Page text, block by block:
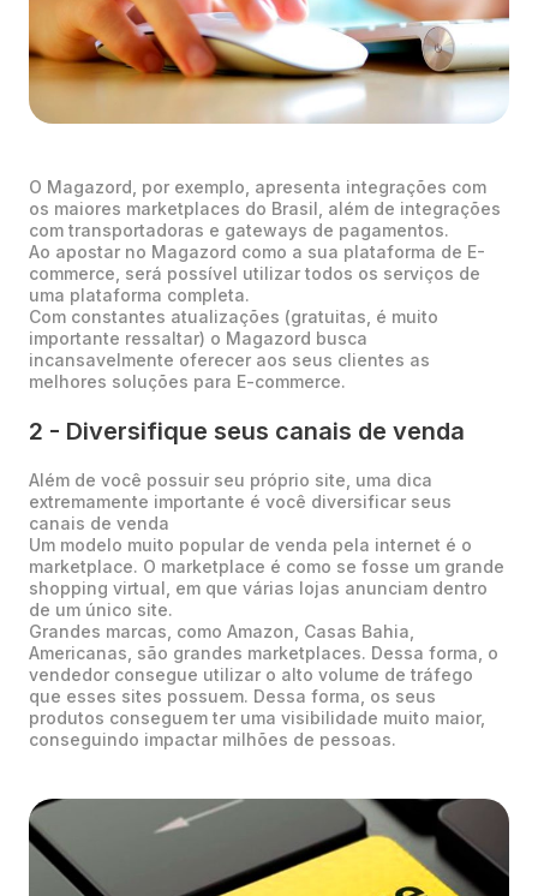
O Magazord, por exemplo, apresenta integrações com
os maiores marketplaces do Brasil, além de integrações
com transportadoras e gateways de pagamentos.
Ao apostar no Magazord como a sua plataforma de E-
commerce, será possível utilizar todos os serviços de
uma plataforma completa.
Com constantes atualizações (gratuitas, é muito
importante ressaltar) o Magazord busca
incansavelmente oferecer aos seus clientes as
melhores soluções para E-commerce.
2 - Diversifique seus canais de venda
Além de você possuir seu próprio site, uma dica
extremamente importante é você diversificar seus
canais de venda
Um modelo muito popular de venda pela internet é o
marketplace. O marketplace é como se fosse um grande
shopping virtual, em que várias lojas anunciam dentro
de um único site.
Grandes marcas, como Amazon, Casas Bahia,
Americanas, são grandes marketplaces. Dessa forma, o
vendedor consegue utilizar o alto volume de tráfego
que esses sites possuem. Dessa forma, os seus
produtos conseguem ter uma visibilidade muito maior,
conseguindo impactar milhões de pessoas.